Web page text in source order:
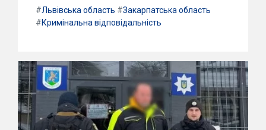
#Львівська область #Закарпатська область
#Кримінальна відповідальність